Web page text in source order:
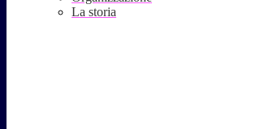
La storia